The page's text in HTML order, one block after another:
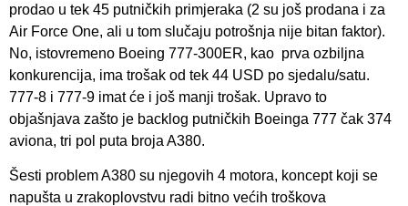
prodao u tek 45 putničkih primjeraka (2 su još prodana i za
Air Force One, ali u tom slučaju potrošnja nije bitan faktor).
No, istovremeno Boeing 777-300ER, kao prva ozbiljna
konkurencija, ima trošak od tek 44 USD po sjedalu/satu.
777-8 i 777-9 imat će i još manji trošak. Upravo to
objašnjava zašto je backlog putničkih Boeinga 777 čak 374
aviona, tri pol puta broja A380.
Šesti problem A380 su njegovih 4 motora, koncept koji se
napušta u zrakoplovstvu radi bitno većih troškova